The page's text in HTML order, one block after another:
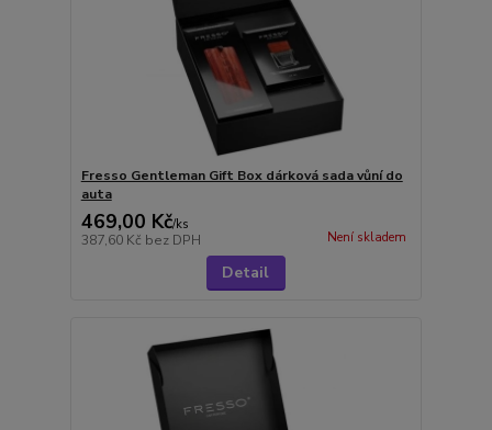
Fresso Gentleman Gift Box dárková sada vůní do
auta
469,00 Kč/ks
387,60 Kč bez DPH Není skladem
Detail